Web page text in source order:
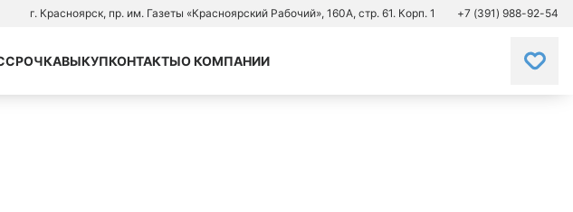
г. Красноярск, пр. им. Газеты «Красноярский Рабочий», 160А, стр. 61. Корп. 1 +7 (391) 988-92-54
ВЫКУПКОНТАКТЫО КОМПАНИИ